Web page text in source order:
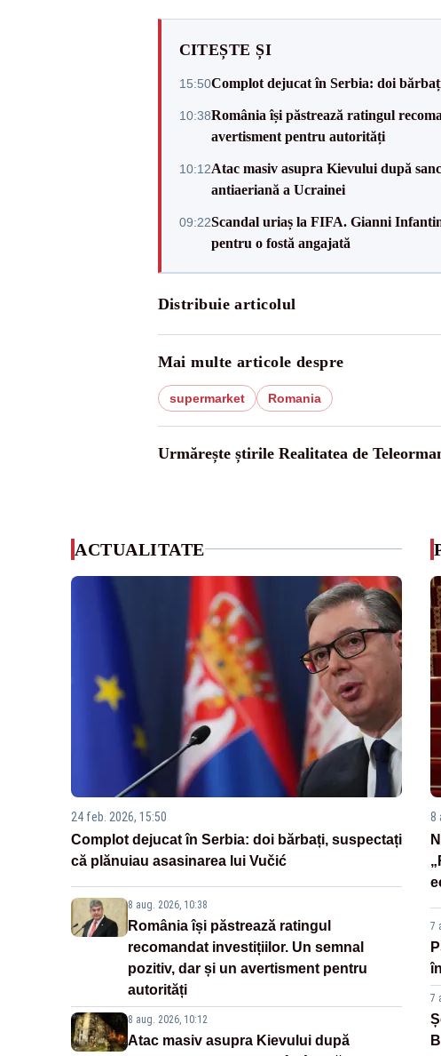
CITEȘTE ȘI
15:50Complot dejucat în Serbia: doi
10:38România își păstrează ratingul
avertisment pentru autorități
10:12Atac masiv asupra Kievului după
antiaeriană a Ucrainei
09:22Scandal uriaș la FIFA. Gianni
pentru o fostă angajată
Distribuie articolul
Mai multe articole despre
supermarket Romania
Urmărește știrile Realitatea de
ACTUALITATE
24 feb. 2026, 15:50
Complot dejucat în Serbia: doi bărbați, suspectați
că plănuiau asasinarea lui Vučić
8 aug. 2026, 10:38
România își păstrează ratingul
recomandat investițiilor. Un semnal
pozitiv, dar și un avertisment pentru
autorități
8 aug. 2026, 10:12
Atac masiv asupra Kievului după
8
7
7